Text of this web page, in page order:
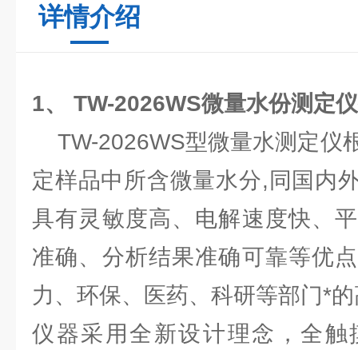
详情介绍
1、
TW-2026WS微量水份测定
TW-2026WS型微量水测定仪
定样品中所含微量水分,同国内
具有灵敏度高、电解速度快、
准确、分析结果准确可靠等优
力、环保、医药、科研等部门*
仪器采用全新设计理念，全触